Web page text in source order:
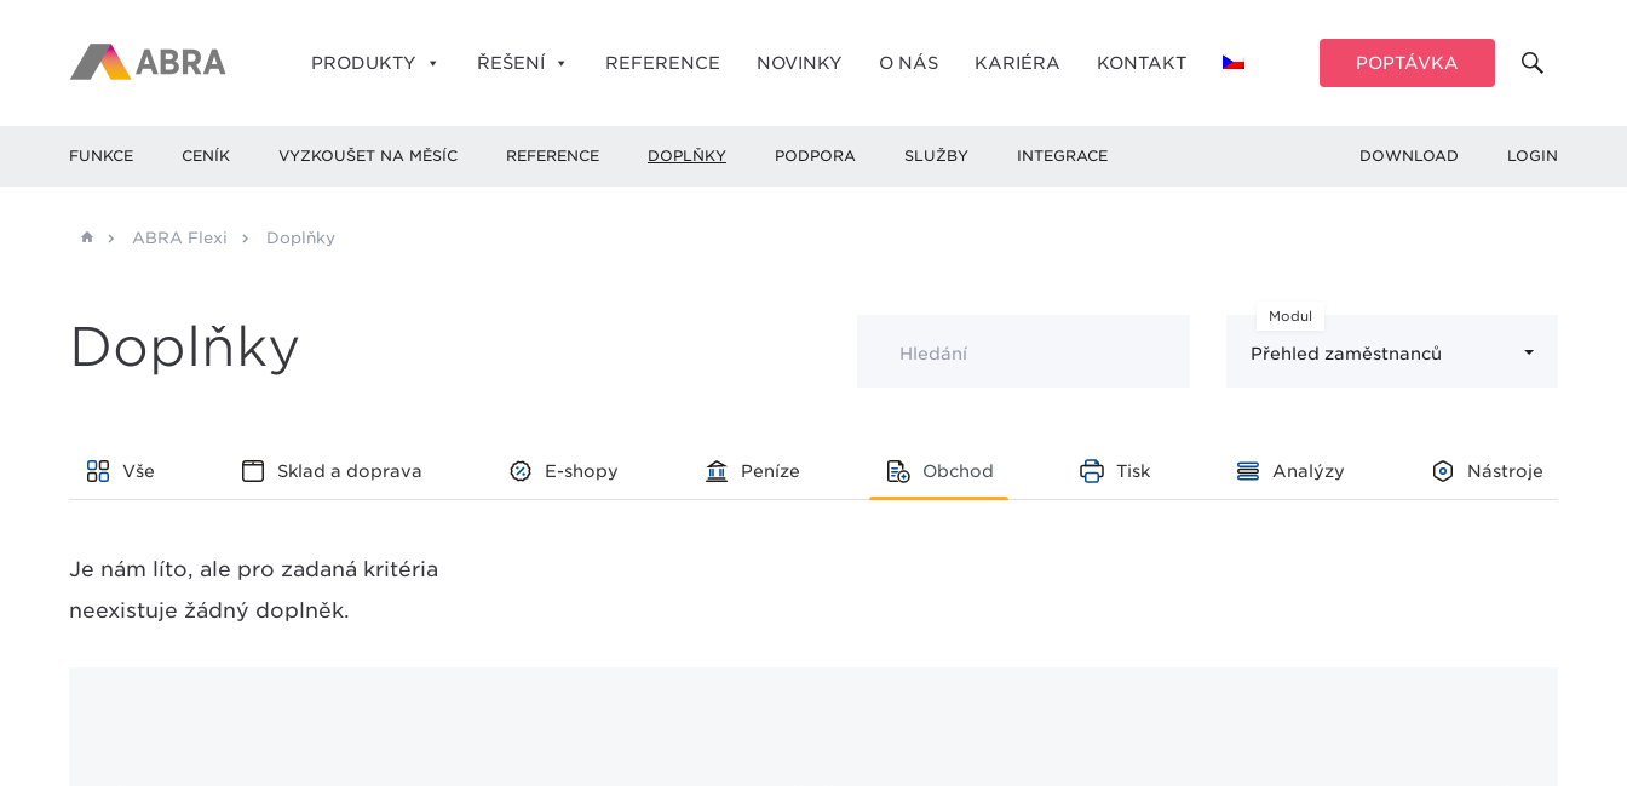
PRODUKTY ŘEŠENÍ REFERENCE NOVINKY O NÁS KARIÉRA KONTAKT POPTÁVKA
FUNKCE CENÍK VYZKOUŠET NA MĚSÍC REFERENCE DOPLŇKY PODPORA SLUŽBY INTEGRACE LOGIN
DOWNLOAD
ABRA Flexi Doplňky
Doplňky Hledání Přehled zaměstnanců
Modul
Vše Sklad a doprava E-shopy Peníze Obchod Tisk Analýzy Nástroje
Je nám líto, ale pro zadaná kritéria
neexistuje žádný doplněk.